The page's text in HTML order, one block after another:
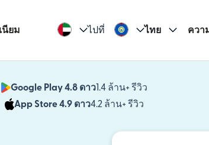
นียม ไปที่ ไทย ควา
Google Play 4.8 ดาว1.4 ล้าน+ รีวิว
(เปิดในหน้าต่าง
App Store 4.9 ดาว4.2 ล้าน+ รีวิว
(เปิดในหน้าต่าง